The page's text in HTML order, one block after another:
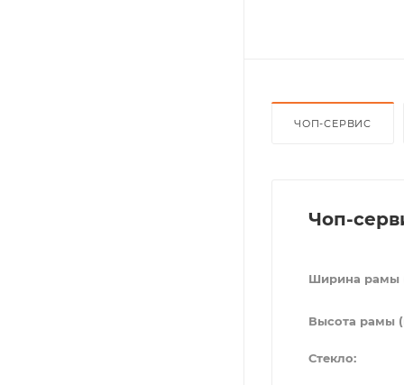
ЧОП-СЕРВИС
Чоп-
Ширина рамы
Высота рамы
Стекло: